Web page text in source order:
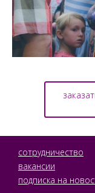
сотрудничество
вакансии
подписка на